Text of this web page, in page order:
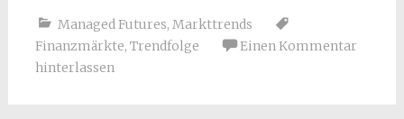
Managed Futures, Markttrends
Finanzmärkte, Trendfolge
Einen Kommentar
hinterlassen